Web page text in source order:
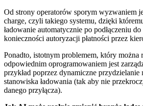
Od strony operatorów sporym wyzwaniem
charge, czyli takiego systemu, dzięki
ładowanie automatycznie po podłączeniu
konieczności autoryzacji płatności przez
Ponadto, istotnym problemem, który można
odpowiednim oprogramowaniem jest
przykład poprzez dynamiczne przydzielanie
stanowiska ładowania (tak aby nie
danego przyłącza).